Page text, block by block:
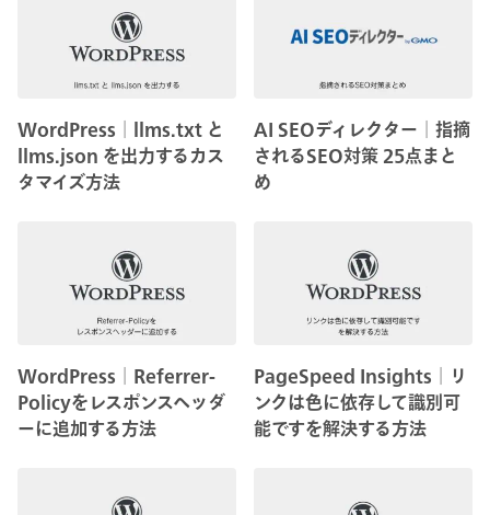
WordPress│llms.txt と
llms.json を出力するカス
タマイズ方法
AI SEOディレクター│指摘
されるSEO対策 25点まと
め
WordPress│Referrer-
Policyをレスポンスヘッダ
ーに追加する方法
PageSpeed Insights│リ
ンクは色に依存して識別可
能ですを解決する方法